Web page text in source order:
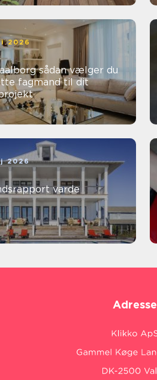
2026
vælger du
fagmand til dit
2026
varde
Adresse